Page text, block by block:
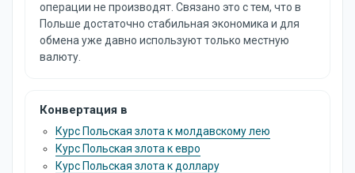
операции не производят. Связано это с тем, что в
Польше достаточно стабильная экономика и для
обмена уже давно используют только местную
валюту.
Конвертация в
Курс Польская злота к молдавскому лею
Курс Польская злота к евро
Курс Польская злота к доллару